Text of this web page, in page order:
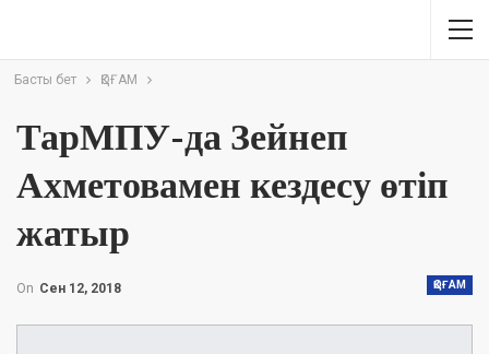
Басты бет ҚОҒАМ
ТарМПУ-да Зейнеп
Ахметовамен кездесу өтіп
жатыр
ҚОҒАМ
On Сен 12, 2018